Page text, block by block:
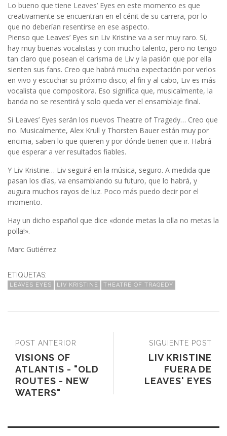
Lo bueno que tiene Leaves’ Eyes en este momento es que
creativamente se encuentran en el cénit de su carrera, por lo
que no deberían resentirse en ese aspecto.
Pienso que Leaves’ Eyes sin Liv Kristine va a ser muy raro. Sí,
hay muy buenas vocalistas y con mucho talento, pero no tengo
tan claro que posean el carisma de Liv y la pasión que por ella
sienten sus fans. Creo que habrá mucha expectación por verlos
en vivo y escuchar su próximo disco; al fin y al cabo, Liv es más
vocalista que compositora. Eso significa que, musicalmente, la
banda no se resentirá y solo queda ver el ensamblaje final.
Si Leaves’ Eyes serán los nuevos Theatre of Tragedy… Creo que
no. Musicalmente, Alex Krull y Thorsten Bauer están muy por
encima, saben lo que quieren y por dónde tienen que ir. Habrá
que esperar a ver resultados fiables.
Y Liv Kristine… Liv seguirá en la música, seguro. A medida que
pasan los días, va ensamblando su futuro, que lo habrá, y
augura muchos rayos de luz. Poco más puedo decir por el
momento.
Hay un dicho español que dice «donde metas la olla no metas la
polla!».
Marc Gutiérrez
ETIQUETAS:
LEAVES EYES LIV KRISTINE THEATRE OF TRAGEDY
SIGUIENTE POST
LIV KRISTINE
FUERA DE
LEAVES' EYES
POST ANTERIOR
VISIONS OF
ATLANTIS - "OLD
ROUTES - NEW
WATERS"